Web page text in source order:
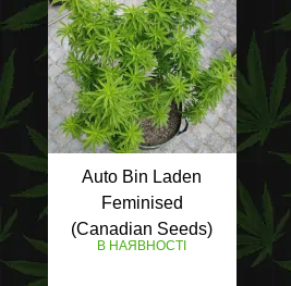
Auto Bin Laden
Feminised
(Canadian Seeds)
(Опт)
В НАЯВНОСТІ